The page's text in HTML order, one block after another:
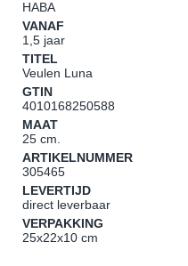
HABA
VANAF
1,5 jaar
TITEL
Veulen Luna
GTIN
4010168250588
MAAT
25 cm.
ARTIKELNUMMER
305465
LEVERTIJD
direct leverbaar
VERPAKKING
25x22x10 cm